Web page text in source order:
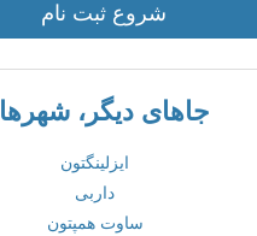
شروع ثبت نام
جاهای دیگر، شهرها
ایزلینگتون
داربی
ساوت همپتون